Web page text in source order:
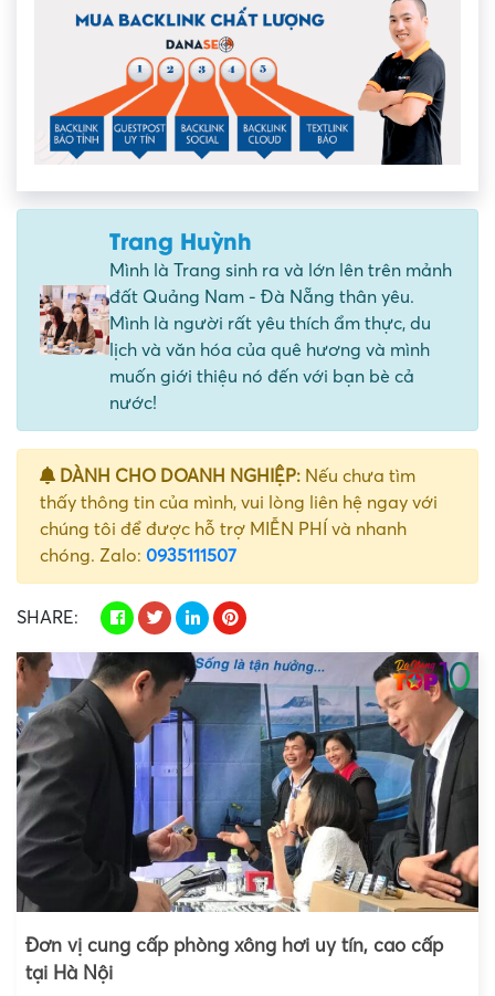
Trang Huỳnh
Mình là Trang sinh ra và lớn lên trên mảnh
đất Quảng Nam - Đà Nẵng thân yêu.
Mình là người rất yêu thích ẩm thực, du
lịch và văn hóa của quê hương và mình
muốn giới thiệu nó đến với bạn bè cả
nước!
DÀNH CHO DOANH NGHIỆP: Nếu chưa tìm
thấy thông tin của mình, vui lòng liên hệ ngay với
chúng tôi để được hỗ trợ MIỄN PHÍ và nhanh
chóng. Zalo: 0935111507
SHARE:
Đơn vị cung cấp phòng xông hơi uy tín, cao cấp
tại Hà Nội